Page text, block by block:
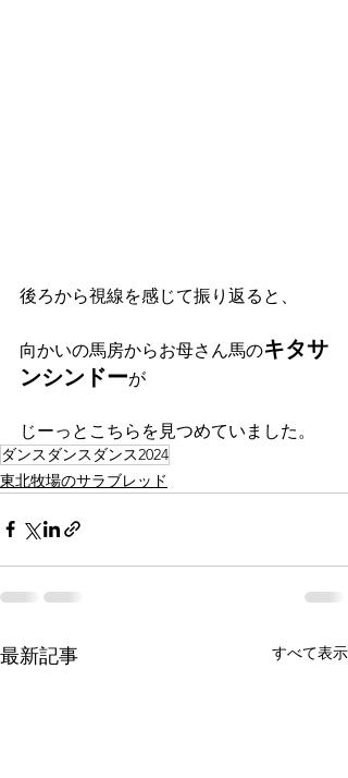
後ろから視線を感じて振り返ると、
向かいの馬房からお母さん馬のキタサ
ンシンドーが
じーっとこちらを見つめていました。
ダンスダンスダンス2024
東北牧場のサラブレッド
最新記事 すべて表示